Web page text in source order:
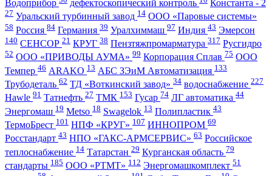
Водоприбор
дефектоскопический контроль Константа - 2
27 Уральский турбинный завод 14 ООО «Паровые системы»
58 Россия 84 Германия 39 Уралхиммаш 97 Индия 43 Эмерсон
140 СЕНСОР 21 КРУГ 38 Пензтяжпромарматура 317 Русгидро
52 ООО «ПРИВОДЫ АУМА» 99 Корпорация Сплав 75 ООО
Темпер 46 ARAKO 13 АБС ЗЭиМ Автоматизация 133
Трубодеталь 62 ТД «Воткинский завод» 34 водоснабжение 227
Hawle 91 Татнефть 27 ТМК 153 Гусар 74 ЛГ автоматика 44
Энергомаш 19 Metso 18 Swagelok 13 Полипластик 43
ТермоБрест 101 НПФ «КРУГ» 107 ИННОПРОМ 69
Росстандарт 43 НПО «ГАКС-АРМСЕРВИС» 63 Российское
теплоснабжение 14 Татарстан 29 Курганская область 79
стандарты 185 ООО «РТМТ» 112 Энергомашкомплект 51